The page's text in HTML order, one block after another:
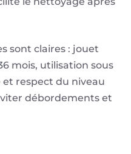
sont claires : jouet
mois, utilisation sous
et respect du niveau
débordements et